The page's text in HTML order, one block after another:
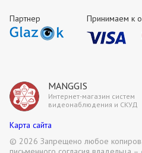
MANGGIS
Интернет-магазин систем
видеонаблюдения и СКУД
Партнер Принимаем к
Карта сайта
© 2026 Запрещено любое